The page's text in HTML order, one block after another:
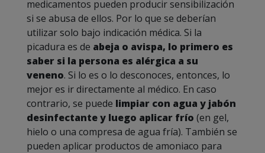
medicamentos pueden producir sensibilización
si se abusa de ellos. Por lo que se deberían
utilizar solo bajo indicación médica. Si la
picadura es de abeja o avispa, lo primero es
saber si la persona es alérgica a su
veneno. Si lo es o lo desconoces, entonces, lo
mejor es ir directamente al médico. En caso
contrario, se puede limpiar con agua y jabón
desinfectante y luego aplicar frío (en gel,
hielo o una compresa de agua fría). También se
pueden aplicar productos de amoniaco para